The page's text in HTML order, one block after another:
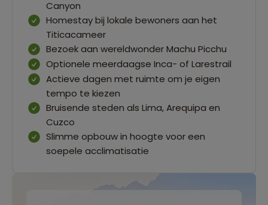
Canyon
Homestay bij lokale bewoners aan het
Titicacameer
Bezoek aan wereldwonder Machu Picchu
Optionele meerdaagse Inca- of Larestrail
Actieve dagen met ruimte om je eigen
tempo te kiezen
Bruisende steden als Lima, Arequipa en
Cuzco
Slimme opbouw in hoogte voor een
soepele acclimatisatie